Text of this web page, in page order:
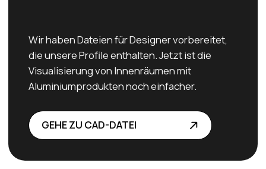
ZUM KATALOG
Sieh dir den Katalog
Alumineu